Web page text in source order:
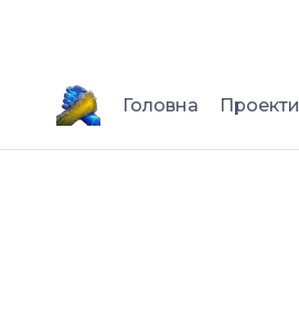
Головна Проекти